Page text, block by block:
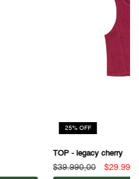
25% OFF
TOP - legacy cherry
$39.990,00